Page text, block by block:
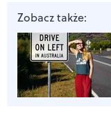
Zobacz także: